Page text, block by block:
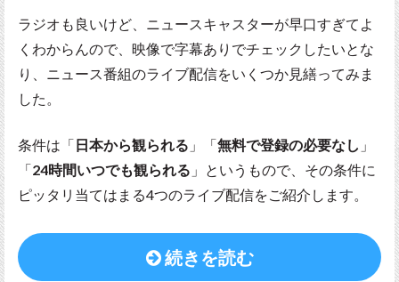
ラジオも良いけど、ニュースキャスターが早口すぎてよ
くわからんので、映像で字幕ありでチェックしたいとな
り、ニュース番組のライブ配信をいくつか見繕ってみま
した。
条件は「 日本から観られる 」「無料で登録の必要なし 」
「24時間いつでも観られる 」というもので、その条件に
ピッタリ当てはまる4つのライブ配信をご紹介します。
続きを読む